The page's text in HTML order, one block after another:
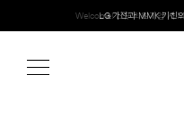
Welcome! 신규 회원가입 시